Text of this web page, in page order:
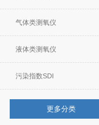
气体类测氧仪
液体类测氧仪
污染指数SDI
更多分类